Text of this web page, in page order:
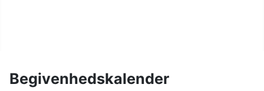
Begivenhedskalender